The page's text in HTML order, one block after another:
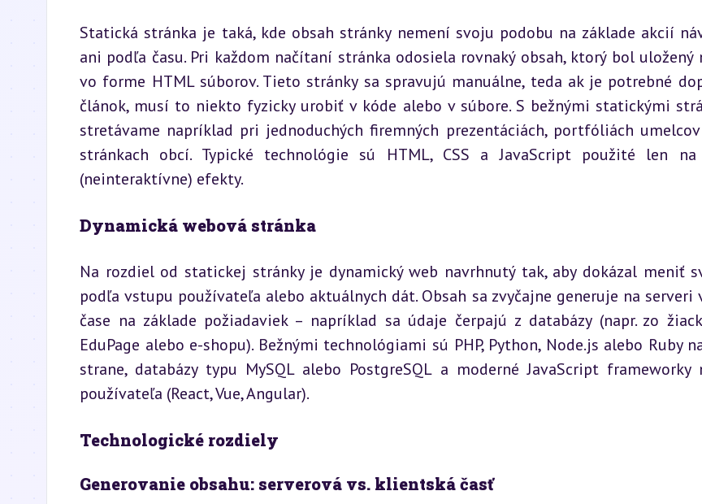
Statická stránka je taká, kde obsah stránky nemení svoju podobu na základe akcií
ani podľa času. Pri každom načítaní stránka odosiela rovnaký obsah, ktorý bol uložený
vo forme HTML súborov. Tieto stránky sa spravujú manuálne, teda ak je potrebné
článok, musí to niekto fyzicky urobiť v kóde alebo v súbore. S bežnými statickými
stretávame napríklad pri jednoduchých firemných prezentáciách, portfóliách
stránkach obcí. Typické technológie sú HTML, CSS a JavaScript použité len na
(neinteraktívne) efekty.
Dynamická webová stránka
Na rozdiel od statickej stránky je dynamický web navrhnutý tak, aby dokázal meniť
podľa vstupu používateľa alebo aktuálnych dát. Obsah sa zvyčajne generuje na serveri
čase na základe požiadaviek – napríklad sa údaje čerpajú z databázy (napr. zo
EduPage alebo e-shopu). Bežnými technológiami sú PHP, Python, Node.js alebo Ruby
strane, databázy typu MySQL alebo PostgreSQL a moderné JavaScript frameworky
používateľa (React, Vue, Angular).
Technologické rozdiely
Generovanie obsahu: serverová vs. klientská časť